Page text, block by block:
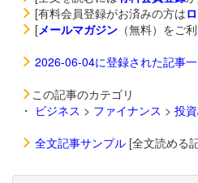
[有料会員登録がお済みの方は
[メールマガジン （無料）をご
2026-06-04に登録された記事
この記事のカテゴリ
・ ビジネス > ファイナンス > 投
全文記事サンプル [全文読める